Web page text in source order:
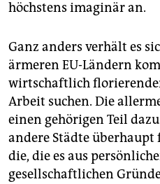
höchstens imaginär an.
Ganz anders verhält es
ärmeren EU-Ländern
wirtschaftlich
Arbeit suchen. Die
einen gehörigen Teil
andere Städte
die, die es aus
gesellschaftlichen